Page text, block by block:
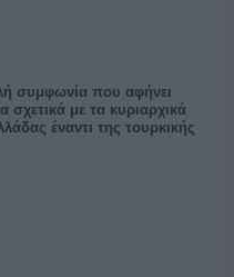
συμφωνία που αφήνει
σχετικά με τα κυριαρχικά
έναντι της τουρκικής